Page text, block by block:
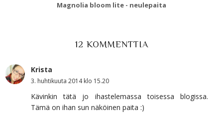
Magnolia bloom lite - neulepaita
12 KOMMENTTIA
Krista
3. huhtikuuta 2014 klo 15.20
Kävinkin tätä jo ihastelemassa toisessa blogissa.
Tämä on ihan sun näköinen paita :)